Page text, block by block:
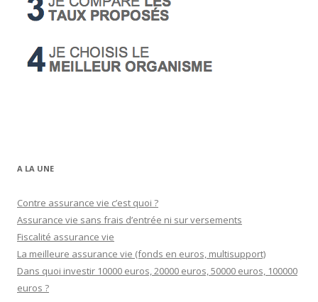
A LA UNE
Contre assurance vie c’est quoi ?
Assurance vie sans frais d’entrée ni sur versements
Fiscalité assurance vie
La meilleure assurance vie (fonds en euros, multisupport)
Dans quoi investir 10000 euros, 20000 euros, 50000 euros, 100000
euros ?